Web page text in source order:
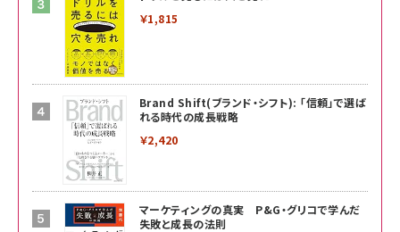
￥1,815
Brand Shift(ブランド・シフト): 「信頼」で選ば
れる時代の成長戦略
￥2,420
マーケティングの真実 P&G・グリコで学んだ
失敗と成長の法則